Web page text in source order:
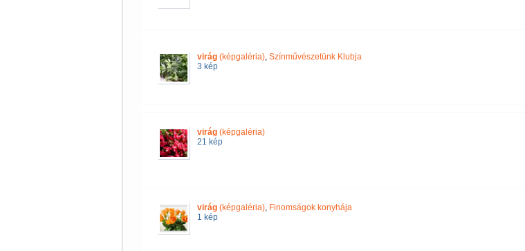
virág(képgaléria), Színművészetünk Klubja
3 kép
virág(képgaléria)
21 kép
virág(képgaléria), Finomságok konyhája
1 kép